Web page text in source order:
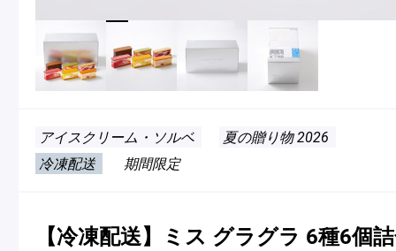
アイス
Glaces
アイスクリーム・ソルベ
夏の贈り物 2026
冷凍配送
期間限定
【冷凍配送】ミス グラグラ 6種6個